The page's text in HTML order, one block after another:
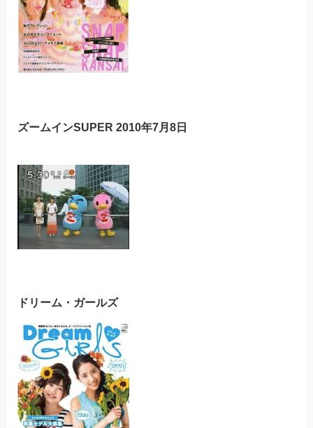
ズームインSUPER 2010年7月8日
ドリーム・ガールズ